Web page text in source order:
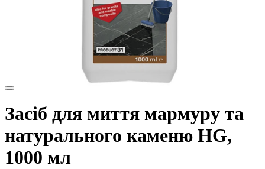
Засіб для миття мармуру та
натурального каменю HG,
1000 мл